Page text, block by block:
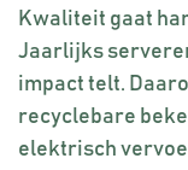
Kwaliteit gaat
Jaarlijks
impact telt.
recyclebare
elektrisch